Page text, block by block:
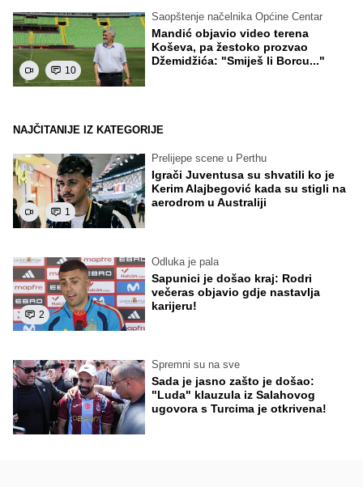
10
Saopštenje načelnika Općine Centar
Mandić objavio video terena
Koševa, pa žestoko prozvao
Džemidžića: "Smiješ li Borcu..."
NAJČITANIJE IZ KATEGORIJE
1
Prelijepe scene u Perthu
Igrači Juventusa su shvatili ko je
Kerim Alajbegović kada su stigli na
aerodrom u Australiji
2
Odluka je pala
Sapunici je došao kraj: Rodri
večeras objavio gdje nastavlja
karijeru!
Spremni su na sve
Sada je jasno zašto je došao:
"Luda" klauzula iz Salahovog
ugovora s Turcima je otkrivena!